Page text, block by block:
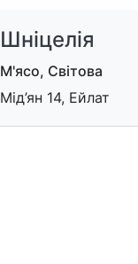
Шніцелія
М'ясо, Світова
Мід’ян 14, Ейлат